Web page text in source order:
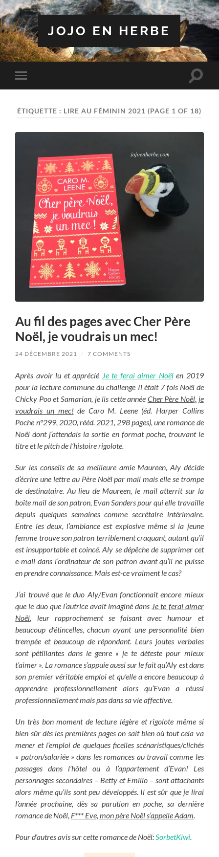
JOJO EN HERBE
Toggle
mobile
Toggle
ÉTIQUETTE : LIRE AU FÉMININ 2021 (PAGE 1 OF 18)
Au fil des pages avec Cher Père
Noël, je voudrais un mec!
24 DÉCEMBRE 2021 / 7 COMMENTS
Après avoir lu et apprécié Je te ferai aimer Noëlen 2019
pour la lecture commune du challenge Il était 7 fois Noël de
Chicky Poo et Samarian, je lis cette année Cher Père Noël, je
voudrais un mec! de Caro M. Leene (éd. Harper Collins
Poche n°299, 2020, rééd. 2021, 298 pages), une romance de
Noël dont j’attendais la sortie en format poche, trouvant le
titre et le pitch de l’histoire rigolote.
Sur les conseils de sa meilleure amie Maureen, Aly décide
d’écrire une lettre au Père Noël par mail mais elle se trompe
de destinataire. Au lieu de Maureen, le mail atterrit sur la
boîte mail de son patron, Evan Sanders pour qui elle travaille
depuis quelques semaines comme secrétaire intérimaire.
Entre les deux, l’ambiance est explosive même si la jeune
femme trouve son patron terriblement craquant, autant qu’il
est insupportable et coincé. Aly se dépêche de supprimer cet
e-mail dans l’ordinateur de son patron avant qu’il ne puisse
en prendre connaissance. Mais est-ce vraiment le cas?
J’ai trouvé que le duo Aly/Evan fonctionnait encore mieux
que le duo que l’autrice avait imaginé dans Je te ferai aimer
Noël, leur rapprochement se faisant avec humour et
beaucoup d’étincelles, chacun ayant une personnalité bien
trempée et beaucoup de répondant. Leurs joutes verbales
sont pétillantes dans le genre « je te déteste pour mieux
t’aimer ». La romance s’appuie aussi sur le fait qu’Aly est dans
son premier véritable emploi et qu’elle a encore beaucoup à
apprendre professionnellement alors qu’Evan a réussi
professionnellement mais pas dans sa vie affective.
Un très bon moment de lecture légère et rigolote même si
bien sûr dès les premières pages on sait bien où tout cela va
mener et l’emploi de quelques ficelles scénaristiques/clichés
« patron/salariée » dans les romances au travail comme les
passages dans l’hôtel ou à l’appartement d’Evan! Les
personnages secondaires – Betty et Emilio – sont attachants
alors même qu’ils sont peu développés. Il est sûr que je lirai
l’année prochaine, dès sa parution en poche, sa dernière
romance de Noël, F*** Eve, mon père Noël s’appelle Adam.
Pour d’autres avis sur cette romance de Noël:SorbetKiwi.